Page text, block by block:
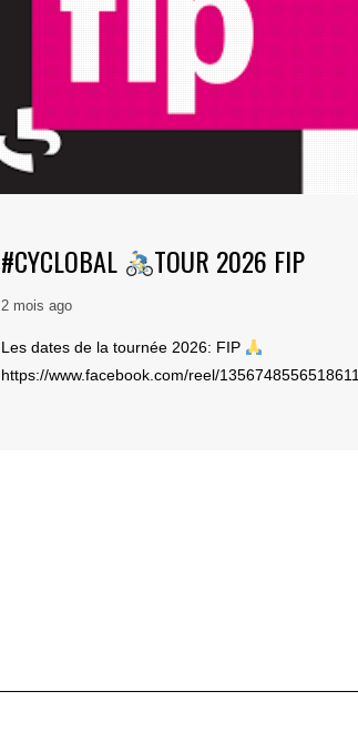
#CYCLOBAL TOUR 2026 FIP
2 mois ago
Les dates de la tournée 2026: FIP
https://www.facebook.com/reel/1356748556518611